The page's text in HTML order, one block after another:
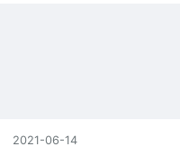
2021-06-14